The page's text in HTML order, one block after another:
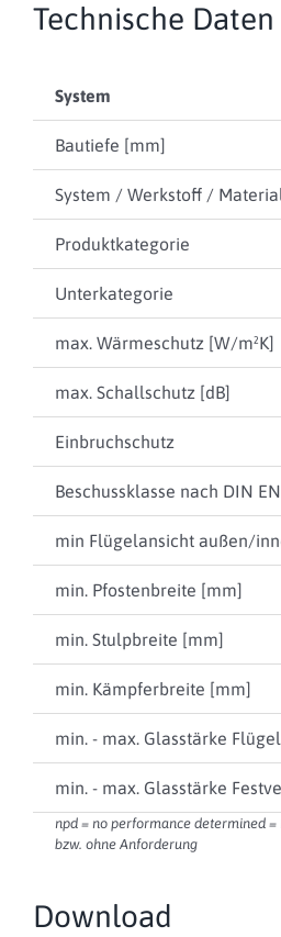
Technische Daten
System
Bautiefe [mm]
System / Werkstoff /
Produktkategorie
Unterkategorie
max. Wärmeschutz [W/m²K]
max. Schallschutz [dB]
Einbruchschutz
Beschussklasse nach DIN
min Flügelansicht außen/
min. Pfostenbreite [mm]
min. Stulpbreite [mm]
min. Kämpferbreite [mm]
min. - max. Glasstärke
min. - max. Glasstärke
npd = no performance determined =
bzw. ohne Anforderung
Download